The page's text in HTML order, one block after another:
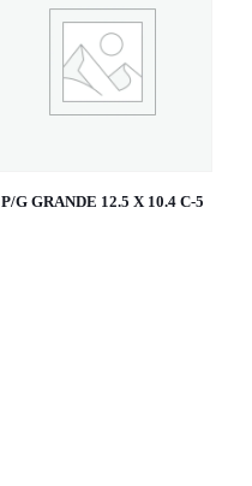
P/G GRANDE 12.5 X 10.4 C-5